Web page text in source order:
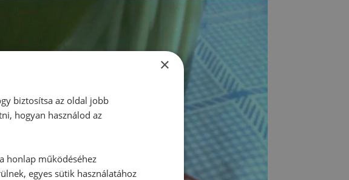
×
biztosítsa az oldal jobb
hogyan használod az
honlap működéséhez
egyes sütik használatához